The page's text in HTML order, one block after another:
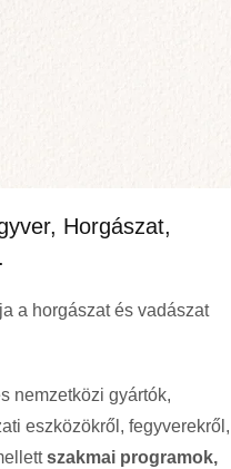
Horgászat,
a horgászat és vadászat
nemzetközi gyártók,
eszközökről, fegyverekről,
szakmai programok,